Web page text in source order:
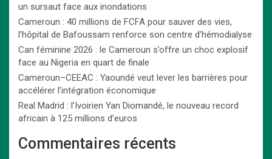
un sursaut face aux inondations
Cameroun : 40 millions de FCFA pour sauver des vies,
l’hôpital de Bafoussam renforce son centre d’hémodialyse
Can féminine 2026 : le Cameroun s’offre un choc explosif
face au Nigeria en quart de finale
Cameroun–CEEAC : Yaoundé veut lever les barrières pour
accélérer l’intégration économique
Real Madrid : l’Ivoirien Yan Diomandé, le nouveau record
africain à 125 millions d’euros
Commentaires récents